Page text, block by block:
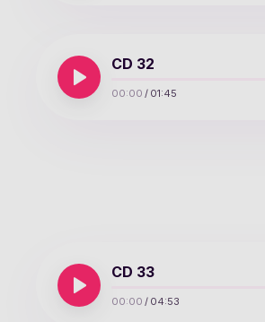
CD 32
00:00 / 01:45
CD 33
00:00 / 04:53